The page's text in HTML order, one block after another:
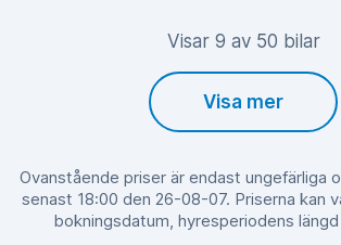
Visar 9 av 50 bilar
Visa mer
Ovanstående priser är endast ungefärliga
senast 18:00 den 26-08-07. Priserna kan
bokningsdatum, hyresperiodens